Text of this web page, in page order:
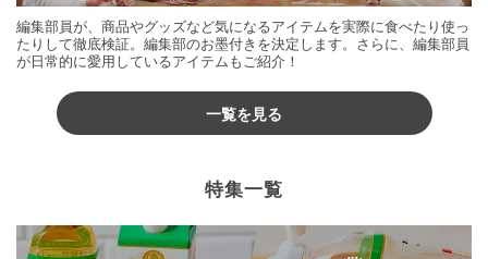
編集部員が、商品やグッズなど気になるアイテムを実際に食べたり使っ
たりして徹底検証。編集部のお墨付きを決定します。さらに、編集部員
が日常的に愛用しているアイテムもご紹介！
一覧を見る
特集一覧